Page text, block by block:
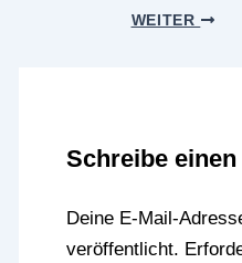
WEITER
Schreibe
Deine E-Mail-
veröffentlicht.